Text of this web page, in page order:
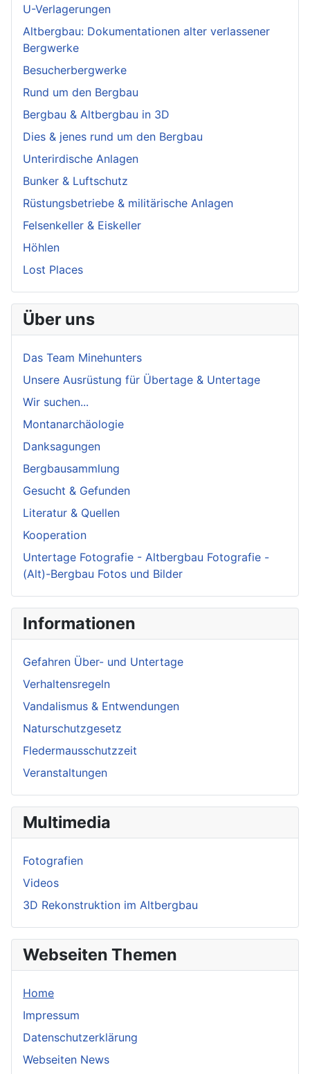
U-Verlagerungen
Altbergbau: Dokumentationen alter verlassener
Bergwerke
Besucherbergwerke
Rund um den Bergbau
Bergbau & Altbergbau in 3D
Dies & jenes rund um den Bergbau
Unterirdische Anlagen
Bunker & Luftschutz
Rüstungsbetriebe & militärische Anlagen
Felsenkeller & Eiskeller
Höhlen
Lost Places
Über uns
Das Team Minehunters
Unsere Ausrüstung für Übertage & Untertage
Wir suchen...
Montanarchäologie
Danksagungen
Bergbausammlung
Gesucht & Gefunden
Literatur & Quellen
Kooperation
Untertage Fotografie - Altbergbau Fotografie -
(Alt)-Bergbau Fotos und Bilder
Informationen
Gefahren Über- und Untertage
Verhaltensregeln
Vandalismus & Entwendungen
Naturschutzgesetz
Fledermausschutzzeit
Veranstaltungen
Multimedia
Fotografien
Videos
3D Rekonstruktion im Altbergbau
Webseiten Themen
Home
Impressum
Datenschutzerklärung
Webseiten News